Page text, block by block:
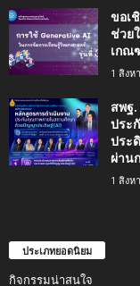
ขอเ
ช่วย
เกณ
1 สิงห
สพฐ
ประ
ประ
ผ่าน
1 สิงห
ประเภทยอดนิยม
กิจกรรมน่าสนใจ